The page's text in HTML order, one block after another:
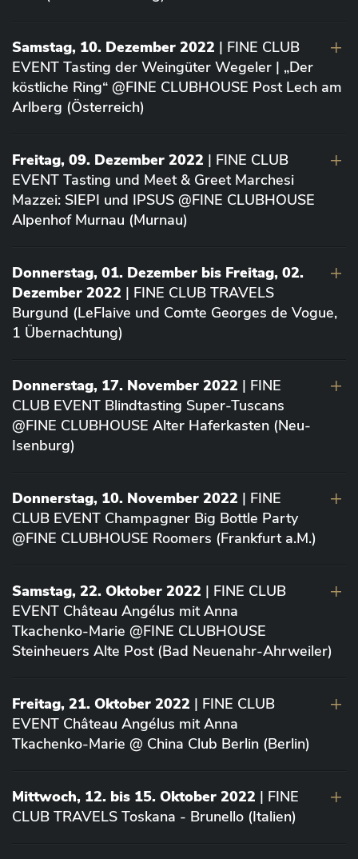
Samstag, 10. Dezember 2022 | FINE CLUB
EVENT Tasting der Weingüter Wegeler | „Der
köstliche Ring“ @FINE CLUBHOUSE Post Lech am
Arlberg (Österreich)
Freitag, 09. Dezember 2022 | FINE CLUB
EVENT Tasting und Meet & Greet Marchesi
Mazzei: SIEPI und IPSUS @FINE CLUBHOUSE
Alpenhof Murnau (Murnau)
Donnerstag, 01. Dezember bis Freitag, 02.
Dezember 2022 | FINE CLUB TRAVELS
Burgund (LeFlaive und Comte Georges de Vogue,
1 Übernachtung)
Donnerstag, 17. November 2022 | FINE
CLUB EVENT Blindtasting Super-Tuscans
@FINE CLUBHOUSE Alter Haferkasten (Neu-
Isenburg)
Donnerstag, 10. November 2022 | FINE
CLUB EVENT Champagner Big Bottle Party
@FINE CLUBHOUSE Roomers (Frankfurt a.M.)
Samstag, 22. Oktober 2022 | FINE CLUB
EVENT Château Angélus mit Anna
Tkachenko-Marie @FINE CLUBHOUSE
Steinheuers Alte Post (Bad Neuenahr-Ahrweiler)
Freitag, 21. Oktober 2022 | FINE CLUB
EVENT Château Angélus mit Anna
Tkachenko-Marie @ China Club Berlin (Berlin)
Mittwoch, 12. bis 15. Oktober 2022 | FINE
CLUB TRAVELS Toskana - Brunello (Italien)